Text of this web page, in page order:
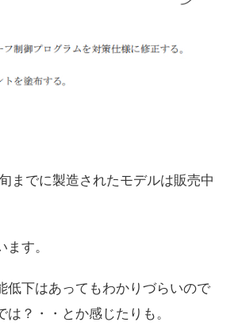
までに製造されたモデルは販売中
す。
低下はあってもわかりづらいので
？・・とか感じたりも。